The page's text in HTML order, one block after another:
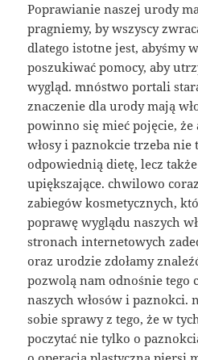
Poprawianie naszej urody
pragniemy, by wszyscy
dlatego istotne jest, abyśmy
poszukiwać pomocy, aby
wygląd. mnóstwo portali
znaczenie dla urody mają
powinno się mieć pojęcie, że
włosy i paznokcie trzeba nie
odpowiednią dietę, lecz
upiększające. chwilowo
zabiegów kosmetycznych,
poprawę wyglądu naszych
stronach internetowych
oraz urodzie zdołamy
pozwolą nam odnośnie tego
naszych włosów i paznokci.
sobie sprawy z tego, że w
poczytać nie tylko o